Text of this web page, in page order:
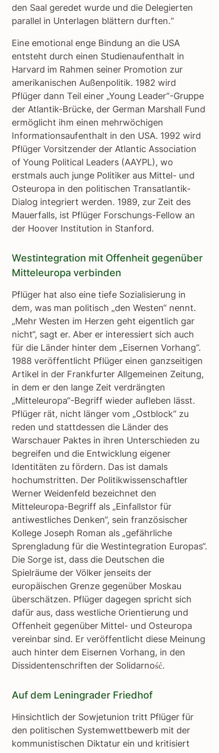
den Saal geredet wurde und die Delegierten
parallel in Unterlagen blättern durften.“
Eine emotional enge Bindung an die USA
entsteht durch einen Studienaufenthalt in
Harvard im Rahmen seiner Promotion zur
amerikanischen Außenpolitik. 1982 wird
Pflüger dann Teil einer „Young Leader“-Gruppe
der Atlantik-Brücke, der German Marshall Fund
ermöglicht ihm einen mehrwöchigen
Informationsaufenthalt in den USA. 1992 wird
Pflüger Vorsitzender der Atlantic Association
of Young Political Leaders (AAYPL), wo
erstmals auch junge Politiker aus Mittel- und
Osteuropa in den politischen Transatlantik-
Dialog integriert werden. 1989, zur Zeit des
Mauerfalls, ist Pflüger Forschungs-Fellow an
der Hoover Institution in Stanford.
Westintegration mit Offenheit gegenüber
Mitteleuropa verbinden
Pflüger hat also eine tiefe Sozialisierung in
dem, was man politisch „den Westen“ nennt.
„Mehr Westen im Herzen geht eigentlich gar
nicht“, sagt er. Aber er interessiert sich auch
für die Länder hinter dem „Eisernen Vorhang“.
1988 veröffentlicht Pflüger einen ganzseitigen
Artikel in der Frankfurter Allgemeinen Zeitung,
in dem er den lange Zeit verdrängten
„Mitteleuropa“-Begriff wieder aufleben lässt.
Pflüger rät, nicht länger vom „Ostblock“ zu
reden und stattdessen die Länder des
Warschauer Paktes in ihren Unterschieden zu
begreifen und die Entwicklung eigener
Identitäten zu fördern. Das ist damals
hochumstritten. Der Politikwissenschaftler
Werner Weidenfeld bezeichnet den
Mitteleuropa-Begriff als „Einfallstor für
antiwestliches Denken“, sein französischer
Kollege Joseph Roman als „gefährliche
Sprengladung für die Westintegration Europas“.
Die Sorge ist, dass die Deutschen die
Spielräume der Völker jenseits der
europäischen Grenze gegenüber Moskau
überschätzen. Pflüger dagegen spricht sich
dafür aus, dass westliche Orientierung und
Offenheit gegenüber Mittel- und Osteuropa
vereinbar sind. Er veröffentlicht diese Meinung
auch hinter dem Eisernen Vorhang, in den
Dissidentenschriften der Solidarność.
Auf dem Leningrader Friedhof
Hinsichtlich der Sowjetunion tritt Pflüger für
den politischen Systemwettbewerb mit der
kommunistischen Diktatur ein und kritisiert